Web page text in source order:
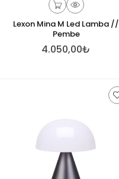
Lexon Mina M Led Lamba //
Pembe
4.050,00₺